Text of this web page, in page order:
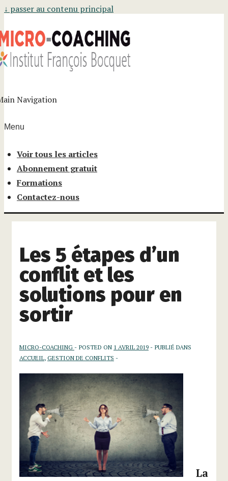
↓ passer au contenu principal
Navigation
Menu
Voir tous les articles
Abonnement gratuit
Formations
Contactez-nous
Les 5 étapes d’un
conflit et les
solutions pour en
sortir
MICRO-COACHING POSTED ON 1 AVRIL 2019
PUBLIÉ DANS
ACCUEIL, GESTION DE CONFLITS
La